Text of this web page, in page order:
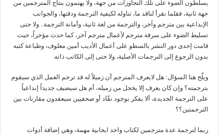
يسلطون الضوء على تلك التجاوزات من جهة، ولا يهتمون بنتاج المترجمين من
جهة ثانية، فقلما نقرأ لناقد ما، تناوله لكيفية الترجمة ودقتها، والجوانب
الإبداعية بين مترجم وآخر، والترجمة من لغة ثانية، وأمانة الترجمة.. ولا حتى
تسليط الضوء على سرقة مترجم لأعمال مترجم آخر، كما حدث مؤخراً، حيث
قامت إحدى دور النشر بالسطو على أعمال الأديب أمين معلوف، وطباعة كتبه
بدون الرجوع إلى الترجمات الأصلية، ولا حتى إلى الكاتب ذاته.
ويلّح هنا السؤال: هل لايعرف المترجم أن زميلاً له قد ترجم العمل الذي سيقوم
بترجمته؟ وإن كان يعرف إلا يخجل من زميله، أم هل سيضيف جديداً إبداعياً
على الترجمة الجديدة، ألا يفكر بوجود نقّاد أو صحفيين سيعقدون مقارنات بين
الترجمتين؟؟
ربما لترجمة عدة مترجمين لكتاب واحد ايجابية مهمة، وهي إضافة أدوات